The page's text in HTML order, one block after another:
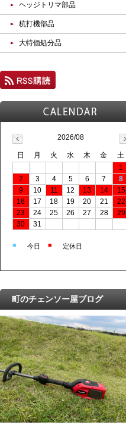
ヘッジトリマ部品
杭打機部品
大特価処分品
2026/08
日 月 火 水 木 金
土
1
2
3 4 5 6 7
8
9
10 11 12 13 14
15
16
17 18 19 20 21
22
23
24 25 26 27 28
29
30
31
■ 今日 ■ 定休日
町のチェンソー屋ブログ